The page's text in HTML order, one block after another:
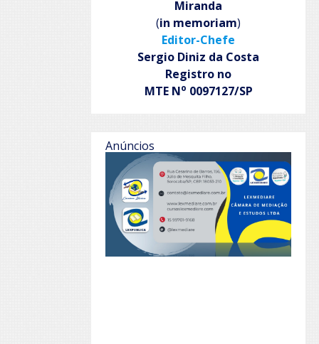
Miranda
(in memoriam)
Editor-Chefe
Sergio Diniz da Costa
Registro no
MTE No 0097127/SP
Anúncios